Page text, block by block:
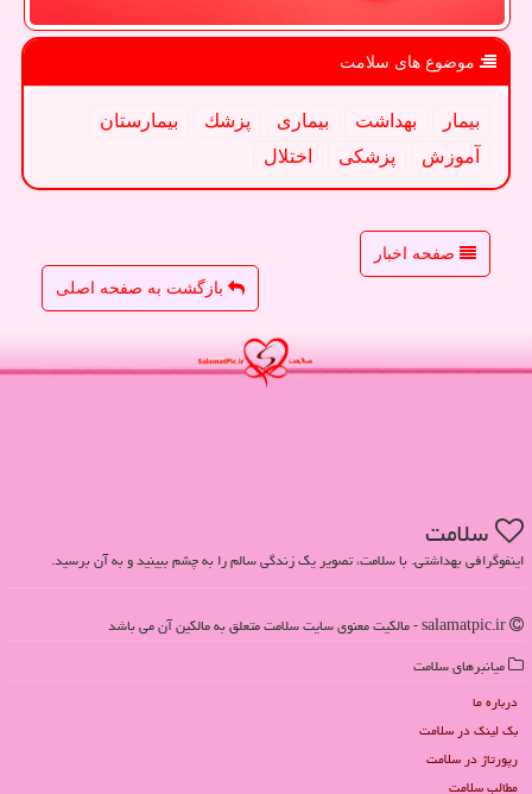
موضوع های سلامت
بیمار بهداشت بیماری پزشك
بیمارستان
آموزش
پزشكی اختلال
صفحه اخبار
بازگشت به صفحه اصلی
سلامت
اینفوگرافی بهداشتی. با سلامت، تصویر یک زندگی سالم را به چشم ببینید و به آن برسید.
میانبرهای سلامت
درباره ما
بک لینک در سلامت
رپورتاژ در سلامت
مطالب سلامت